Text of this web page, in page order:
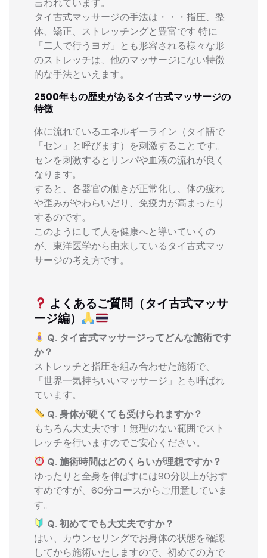
タイ古式マッサージの手法は・・・指圧、整
体、矯正、ストレッチングと豊富です 特に
「二人で行うヨガ」とも形容される様々な形
のストレッチは、他のマッサージにない特徴
的な手法といえます。
2500年もの歴史があるタイ古式マッサージの
特徴
体に流れているエネルギーライン（タイ語で
「セン」と呼びます）を刺激することです。
センを刺激するとリンパや血液の流れが良く
なります。
すると、各器官の働きが正常化し、体の疲れ
や歪みがやわらいだり、免疫力が高まったり
するのです。
このようにして人を健康へと導いていくの
が、東洋医学から由来しているタイ古式マッ
サージの考え方です。
よくあるご質問（タイ古式マッサ
ージ編）
Q. タイ古式マッサージってどんな施術です
か？
ストレッチと指圧を組み合わせた施術で、
「世界一気持ちいいマッサージ」とも呼ばれ
ています。
Q. 身体が硬くても受けられますか？
もちろん大丈夫です！無理のない範囲でスト
レッチを行いますのでご安心ください。
Q. 施術時間はどのくらいが理想ですか？
ゆったりと全身を伸ばすには90分以上がおす
すめですが、60分コースからご用意していま
す。
Q. 初めてでも大丈夫ですか？
はい、カウンセリングでお身体の状態を確認
してから施術いたしますので、初めての方で